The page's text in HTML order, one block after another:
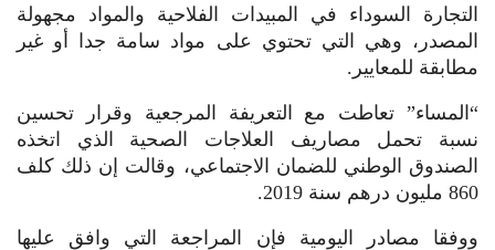
التجارة السوداء في المبيدات الفلاحية والمواد مجهولة
المصدر، وهي التي تحتوي على مواد سامة جدا أو غير
مطابقة للمعايير.
“المساء” تعاطت مع التعريفة المرجعية وقرار تحسين
نسبة تحمل مصاريف العلاجات الصحية الذي اتخذه
الصندوق الوطني للضمان الاجتماعي، وقالت إن ذلك كلف
860 مليون درهم سنة 2019.
ووفقا مصادر اليومية فإن المراجعة التي وافق عليها